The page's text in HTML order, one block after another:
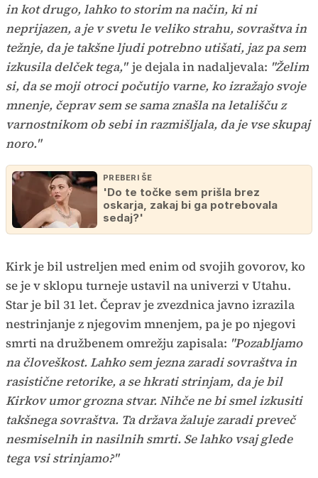
in kot drugo, lahko to storim na način, ki ni
neprijazen, a je v svetu le veliko strahu, sovraštva in
težnje, da je takšne ljudi potrebno utišati, jaz pa sem
izkusila delček tega," je dejala in nadaljevala: "Želim
si, da se moji otroci počutijo varne, ko izražajo svoje
mnenje, čeprav sem se sama znašla na letališču z
varnostnikom ob sebi in razmišljala, da je vse skupaj
noro."
PREBERI ŠE
'Do te točke sem prišla brez
oskarja, zakaj bi ga potrebovala
sedaj?'
Kirk je bil ustreljen med enim od svojih govorov, ko
se je v sklopu turneje ustavil na univerzi v Utahu.
Star je bil 31 let. Čeprav je zvezdnica javno izrazila
nestrinjanje z njegovim mnenjem, pa je po njegovi
smrti na družbenem omrežju zapisala: "Pozabljamo
na človeškost. Lahko sem jezna zaradi sovraštva in
rasistične retorike, a se hkrati strinjam, da je bil
Kirkov umor grozna stvar. Nihče ne bi smel izkusiti
takšnega sovraštva. Ta država žaluje zaradi preveč
nesmiselnih in nasilnih smrti. Se lahko vsaj glede
tega vsi strinjamo?"